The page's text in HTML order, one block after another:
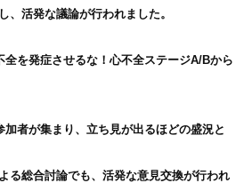
、活発な議論が行われました。
全を発症させるな！心不全ステージA/Bから
者が集まり、立ち見が出るほどの盛況と
る総合討論でも、活発な意見交換が行われ